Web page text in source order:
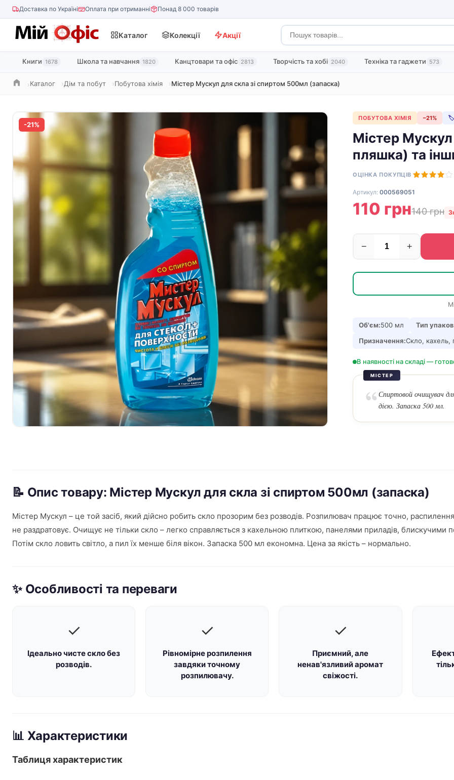
Доставка по Україні Оплата при отриманні Понад 8 000 товарів
Каталог Колекції Акції
Книги 1678 Школа та навчання 1820 Канцтовари та офіс 2813 Творчість та хобі 2040 Техніка та гаджети 573
ГоловнаКаталог Дім та побут Побутова хімія Містер Мускул для скла зі спиртом 500мл (запаска)
-21%
ПОБУТОВА ХІМІЯ −21% 🏷
Містер
пляшка) та
ОЦІНКА ПОКУПЦІВ
Артикул: 000569051
110 грн140 грн
− +
Об'єм:500 мл Тип
Призначення:Скло, кахель,
В наявності на складі —
МІСТЕР
Спиртовой очищувач
дією. Запаска 500 мл.
📝 Опис товару: Містер Мускул для скла зі спиртом 500мл (запаска)
Містер Мускул – це той засіб, який дійсно робить скло прозорим без розводів. Розпилювач працює точно, распилення
не раздратовує. Очищує не тільки скло – легко справляється з кахельною плиткою, панелями приладів,
Потім скло ловить світло, а пил їх менше біля вікон. Запаска 500 мл економна. Цена за якість – нормально.
✨ Особливості та переваги
✓
Ідеально чисте скло без
розводів.
✓
Рівномірне розпилення
завдяки точному
розпилювачу.
✓
Приємний, але
ненав'язливий аромат
свіжості.
📊 Характеристики
Таблиця характеристик